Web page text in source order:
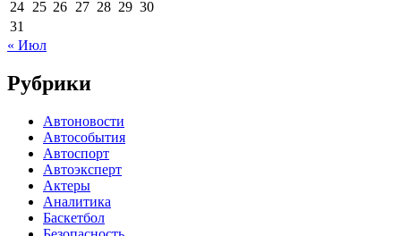
24 25 26 27 28 29 30
31
« Июл
Рубрики
Автоновости
Автособытия
Автоспорт
Автоэксперт
Актеры
Аналитика
Баскетбол